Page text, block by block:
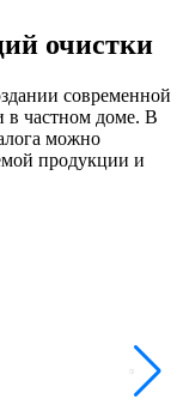
очистки
современной
в частном доме. В
можно
продукции и